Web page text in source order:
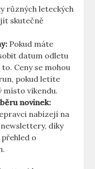
různých leteckých
skutečně
Pokud máte
datum odletu
Ceny se mohou
pokud letíte
místo víkendu.
novinek:
nabízejí na
díky
o